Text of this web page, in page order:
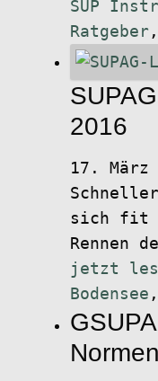
SUP
Ratgeber
2016
17. März
sich fit
Rennen
jetzt
Bodensee